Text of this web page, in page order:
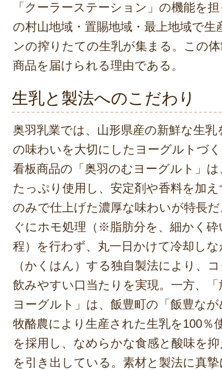
「クーラーステーション」の機能を
の村山地域・置賜地域・最上地域で生
ンの搾りたての生乳が集まる。この
商品を届けられる理由である。
生乳と製法へのこだわり
奥羽乳業では、山形県産の新鮮な生乳
の味わいを大切にしたヨーグルトづ
看板商品の「奥羽のむヨーグルト」
たっぷり使用し、安定剤や香料を加
のみで仕上げた濃厚な味わいが特長
ぐにホモ処理（※脂肪分を、細かく
程）を行わず、丸一日かけて冷却し
（かくはん）する独自製法により、
飲みやすい口当たりを実現。一方、
ヨーグルト」は、飯豊町の「飯豊な
牧酪農により生産された生乳を100％
を採用し、なめらかな食感と酸味を
を引き出している。素材と製法に真